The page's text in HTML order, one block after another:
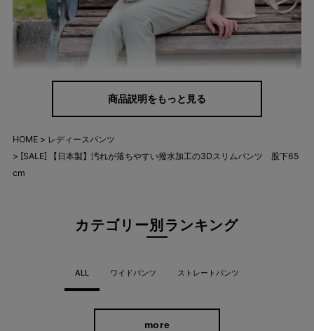
は生地に染み込まず表面をコロコロと玉状に転がるので、パンパ
ケチャップやしょうゆが飛び散った！なんてときも、焦らず布で
拭き取ればOK。そう思うと、どんなシーンで穿いてもしっかり活
躍できちゃうんです。
商品説明をもっと見る
HOME
レディースパンツ
[SALE] 【日本製】汚れが落ちやすい撥水加工の3Dスリムパンツ 股下65
cm
カテゴリー別ランキング
ALL ワイドパンツ ストレートパンツ
more